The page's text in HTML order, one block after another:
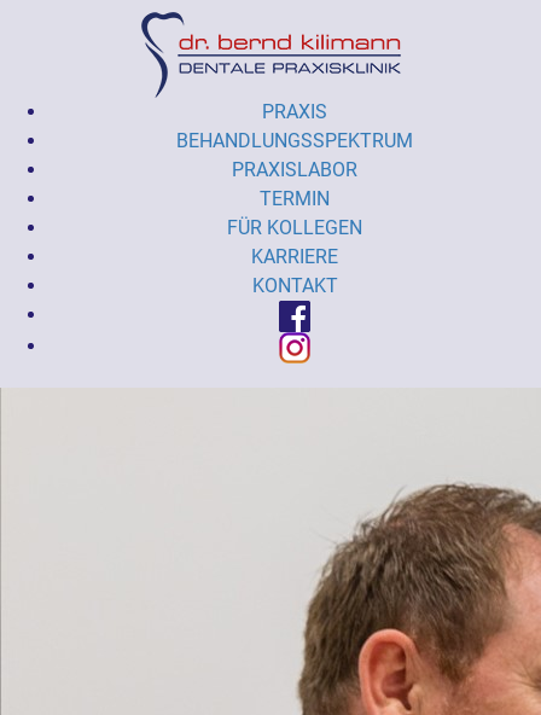
PRAXIS
BEHANDLUNGSSPEKTRUM
PRAXISLABOR
TERMIN
FÜR KOLLEGEN
KARRIERE
KONTAKT